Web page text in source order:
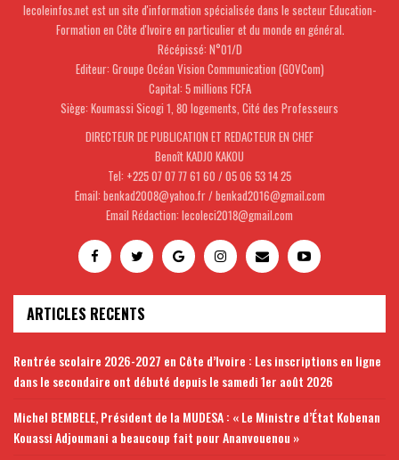
lecoleinfos.net est un site d'information spécialisée dans le secteur Education-
Formation en Côte d'Ivoire en particulier et du monde en général.
Récépissé: N°01/D
Editeur: Groupe Océan Vision Communication (GOVCom)
Capital: 5 millions FCFA
Siège: Koumassi Sicogi 1, 80 logements, Cité des Professeurs
DIRECTEUR DE PUBLICATION ET REDACTEUR EN CHEF
Benoît KADJO KAKOU
Tel: +225 07 07 77 61 60 / 05 06 53 14 25
Email: benkad2008@yahoo.fr / benkad2016@gmail.com
Email Rédaction: lecoleci2018@gmail.com
ARTICLES RECENTS
Rentrée scolaire 2026-2027 en Côte d’Ivoire : Les inscriptions en ligne
dans le secondaire ont débuté depuis le samedi 1er août 2026
Michel BEMBELE, Président de la MUDESA : « Le Ministre d’État Kobenan
Kouassi Adjoumani a beaucoup fait pour Ananvouenou »